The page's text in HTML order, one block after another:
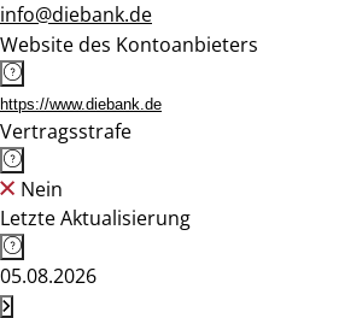
info@diebank.de
Website des Kontoanbieters
https://www.diebank.de
Vertragsstrafe
Nein
Letzte Aktualisierung
05.08.2026